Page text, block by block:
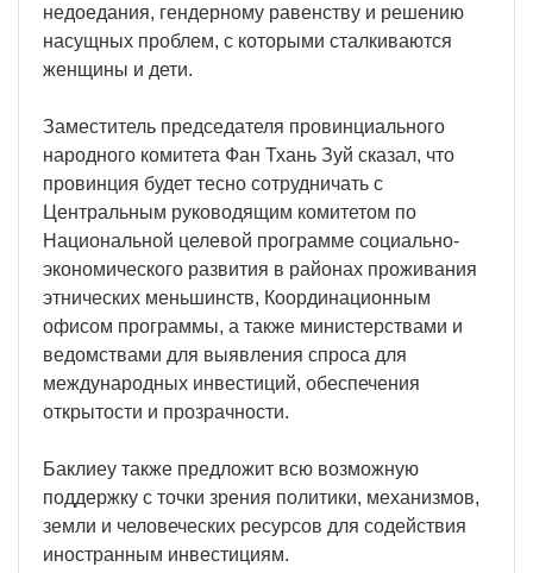
недоедания, гендерному равенству и решению
насущных проблем, с которыми сталкиваются
женщины и дети.
Заместитель председателя провинциального
народного комитета Фан Тхань Зуй сказал, что
провинция будет тесно сотрудничать с
Центральным руководящим комитетом по
Национальной целевой программе социально-
экономического развития в районах проживания
этнических меньшинств, Координационным
офисом программы, а также министерствами и
ведомствами для выявления спроса для
международных инвестиций, обеспечения
открытости и прозрачности.
Баклиеу также предложит всю возможную
поддержку с точки зрения политики, механизмов,
земли и человеческих ресурсов для содействия
иностранным инвестициям.